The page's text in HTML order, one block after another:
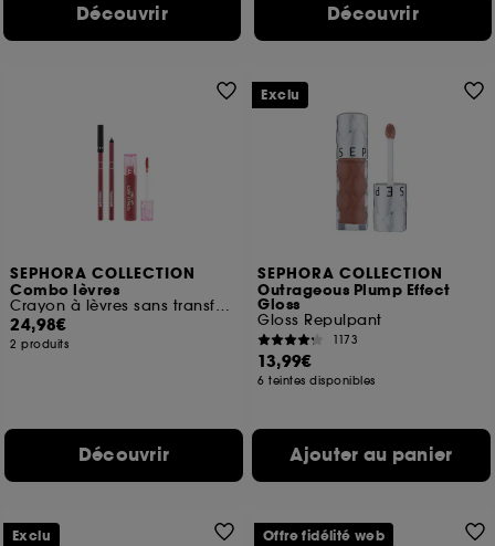
Découvrir Découvrir
SEPHORA COLLECTION
Combo lèvres
Crayon à lèvres sans transfert et Totally Juicy Lip Tint
24,98€
2 produits
Découvrir
SEPHORA COLLECTION
Outrageous Plump Effect
Gloss
Gloss Repulpant
1173
13,99€
6 teintes disponibles
Ajouter au panier
Exclu
Exclu Offre fidélité web